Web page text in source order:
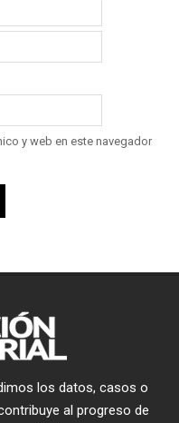
y web en este navegador
los datos, casos o
al progreso de